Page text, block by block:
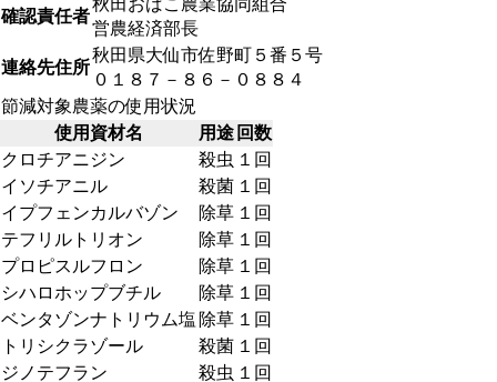
確認責任者
秋田おばこ農業協同組合
営農経済部長
連絡先住所
秋田県大仙市佐野町５番５号
０１８７－８６－０８８４
節減対象農薬の使用状況
使用資材名
用途 回数
クロチアニジン
殺虫 １回
イソチアニル
殺菌 １回
イプフェンカルバゾン
除草 １回
テフリルトリオン
除草 １回
プロピスルフロン
除草 １回
シハロホップブチル
除草 １回
ベンタゾンナトリウム塩 除草 １回
トリシクラゾール
殺菌 １回
ジノテフラン
殺虫 １回